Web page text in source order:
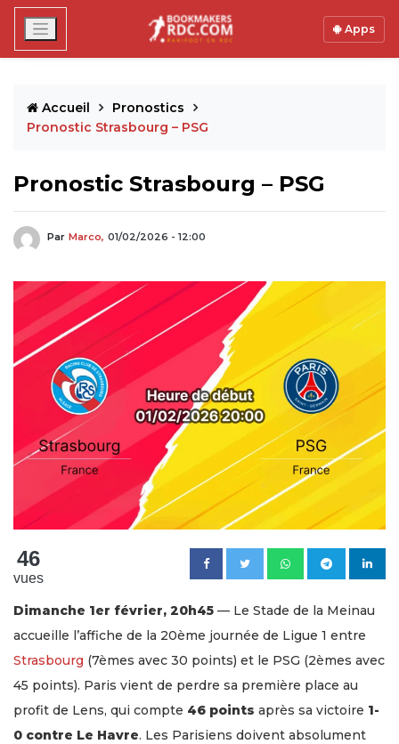
Apps
Accueil
Pronostics
Pronostic Strasbourg – PSG
Pronostic Strasbourg – PSG
Par Marco, 01/02/2026 - 12:00
46
vues
Dimanche 1er février, 20h45 — Le Stade de la Meinau
accueille l’affiche de la 20ème journée de Ligue 1 entre
Strasbourg (7èmes avec 30 points) et le PSG (2èmes avec
45 points). Paris vient de perdre sa première place au
profit de Lens, qui compte 46 points après sa victoire 1-
0 contre Le Havre. Les Parisiens doivent absolument